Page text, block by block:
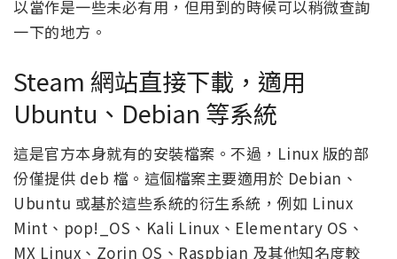
以當作是一些未必有用，但用到的時候可以稍微查詢
一下的地方。
Steam 網站直接下載，適用
Ubuntu、Debian 等系統
這是官方本身就有的安裝檔案。不過，Linux 版的部
份僅提供 deb 檔。這個檔案主要適用於 Debian、
Ubuntu 或基於這些系統的衍生系統，例如 Linux
Mint、pop!_OS、Kali Linux、Elementary OS、
MX Linux、Zorin OS、Raspbian 及其他知名度較